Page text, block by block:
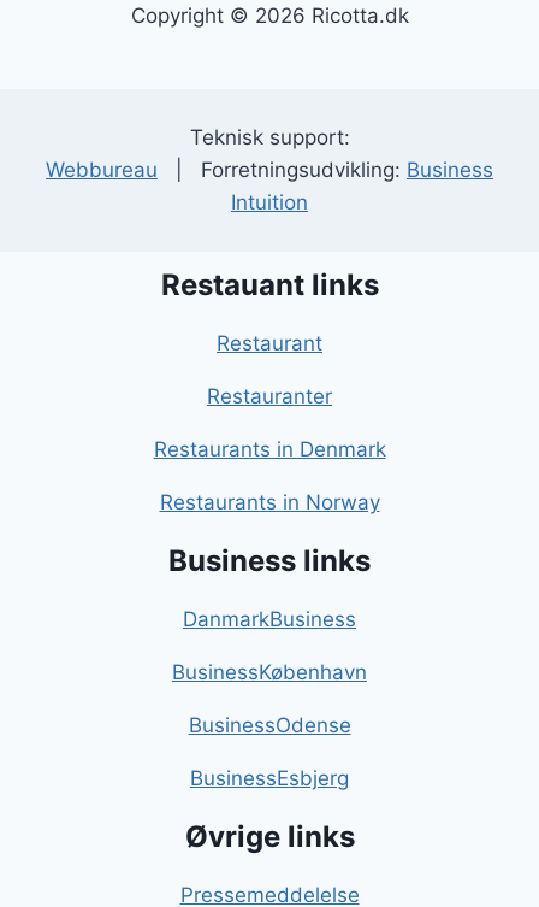
Copyright © 2026 Ricotta.dk
Teknisk support:
Webbureau | Forretningsudvikling: Business
Intuition
Restauant links
Restaurant
Restauranter
Restaurants in Denmark
Restaurants in Norway
Business links
DanmarkBusiness
BusinessKøbenhavn
BusinessOdense
BusinessEsbjerg
Øvrige links
Pressemeddelelse